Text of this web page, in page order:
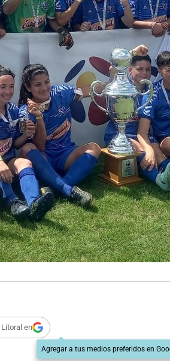
Litoral en
Agregar a tus medios preferidos en